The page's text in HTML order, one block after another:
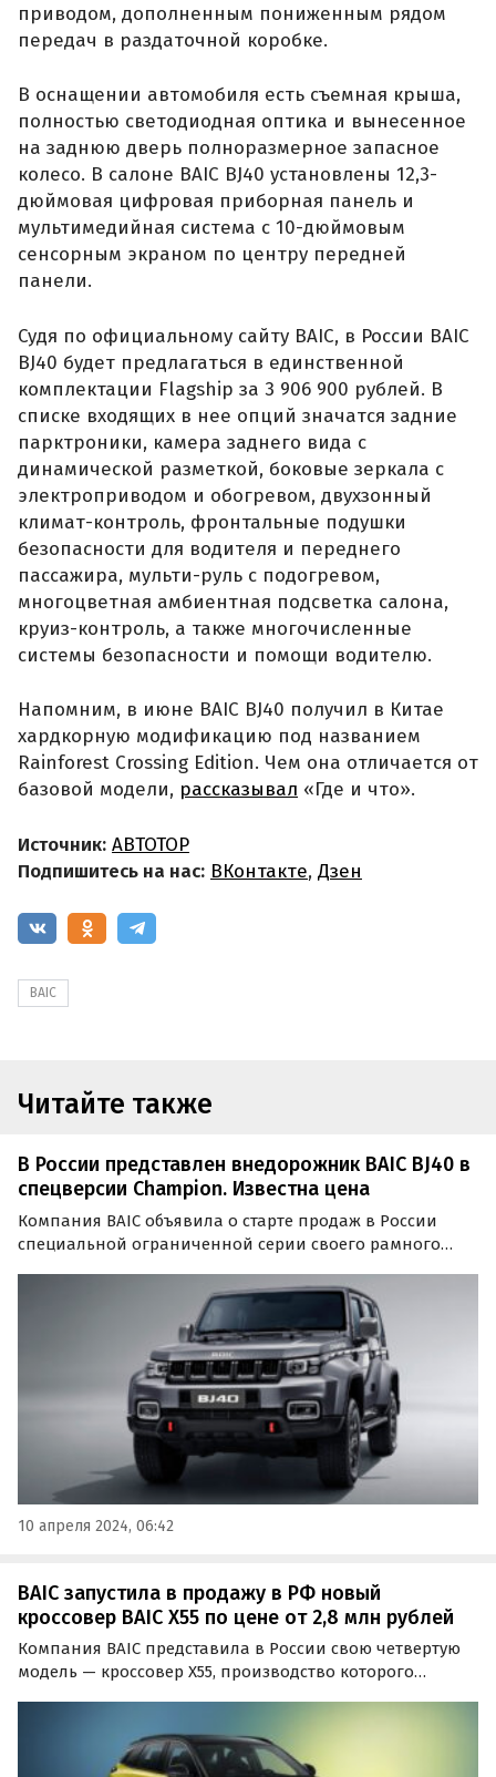
приводом, дополненным пониженным рядом
передач в раздаточной коробке.
В оснащении автомобиля есть съемная крыша,
полностью светодиодная оптика и вынесенное
на заднюю дверь полноразмерное запасное
колесо. В салоне BAIC BJ40 установлены 12,3-
дюймовая цифровая приборная панель и
мультимедийная система с 10-дюймовым
сенсорным экраном по центру передней
панели.
Судя по официальному сайту BAIC, в России BAIC
BJ40 будет предлагаться в единственной
комплектации Flagship за 3 906 900 рублей. В
списке входящих в нее опций значатся задние
парктроники, камера заднего вида с
динамической разметкой, боковые зеркала с
электроприводом и обогревом, двухзонный
климат-контроль, фронтальные подушки
безопасности для водителя и переднего
пассажира, мульти-руль с подогревом,
многоцветная амбиентная подсветка салона,
круиз-контроль, а также многочисленные
системы безопасности и помощи водителю.
Напомним, в июне BAIC BJ40 получил в Китае
хардкорную модификацию под названием
Rainforest Crossing Edition. Чем она отличается от
базовой модели, рассказывал «Где и что».
Источник: АВТОТОР
Подпишитесь на нас: ВКонтакте, Дзен
BAIC
Читайте также
В России представлен внедорожник BAIC BJ40 в
спецверсии Champion. Известна цена
Компания BAIC объявила о старте продаж в России
специальной ограниченной серии своего рамного
«Автоновости дня» со ссылкой на пресс-службу бренда,
автомобили уже доставляются в авторизованные
10 апреля 2024, 06:42
BAIC запустила в продажу в РФ новый
кроссовер BAIC X55 по цене от 2,8 млн рублей
Компания BAIC представила в России свою четвертую
модель — кроссовер X55, производство которого
одним бензиновым двигателем по цене от 2 755 000